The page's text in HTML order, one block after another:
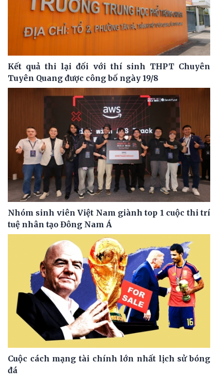
Kết quả thi lại đối với thí sinh THPT Chuyên
Tuyên Quang được công bố ngày 19/8
Nhóm sinh viên Việt Nam giành top 1 cuộc thi trí
tuệ nhân tạo Đông Nam Á
Cuộc cách mạng tài chính lớn nhất lịch sử bóng
đá